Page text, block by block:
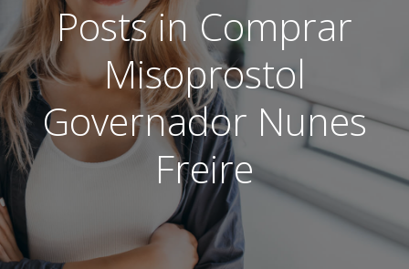
Posts in Comprar
Misoprostol
Governador Nunes
Freire